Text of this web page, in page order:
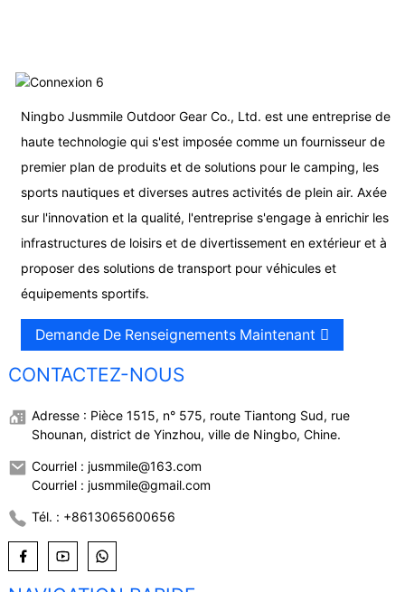
Ningbo Jusmmile Outdoor Gear Co., Ltd. est une entreprise de
haute technologie qui s'est imposée comme un fournisseur de
premier plan de produits et de solutions pour le camping, les
sports nautiques et diverses autres activités de plein air. Axée
sur l'innovation et la qualité, l'entreprise s'engage à enrichir les
infrastructures de loisirs et de divertissement en extérieur et à
proposer des solutions de transport pour véhicules et
équipements sportifs.
Demande De Renseignements Maintenant
CONTACTEZ-NOUS
Adresse : Pièce 1515, n° 575, route Tiantong Sud, rue
Shounan, district de Yinzhou, ville de Ningbo, Chine.
Courriel : jusmmile@163.com
Courriel : jusmmile@gmail.com
Tél. : +8613065600656